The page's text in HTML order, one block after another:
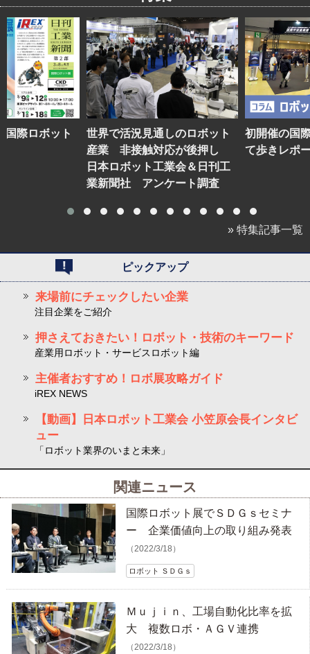
国際ロボット
世界で活況見通しのロボット
産業 非接触対応が後押し
日本ロボット工業会＆日刊工
業新聞社 アンケート調査
初開催の国
て歩きレポ
» 特集記事一覧
ピックアップ
来場前にチェックしたい企業
注目企業をご紹介
押さえておきたい！ロボット・技術のキーワード
産業用ロボット・サービスロボット編
主催者おすすめ！ロボ展攻略ガイド
iREX NEWS
【動画】日本ロボット工業会 小笠原会長インタビ
ュー
「ロボット業界のいまと未来」
関連ニュース
国際ロボット展でＳＤＧｓセミナ
ー 企業価値向上の取り組み発表
（2022/3/18）
ロボット ＳＤＧｓ
Ｍｕｊｉｎ、工場自動化比率を拡
大 複数ロボ・ＡＧＶ連携
（2022/3/18）